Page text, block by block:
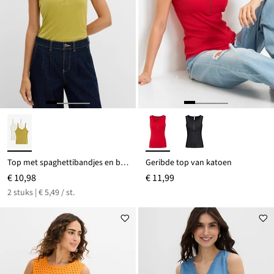
Top met spaghettibandjes en biologisch katoen (set van 2)
€ 10,98
2 stuks | € 5,49 / st.
Geribde top van katoen
€ 11,99